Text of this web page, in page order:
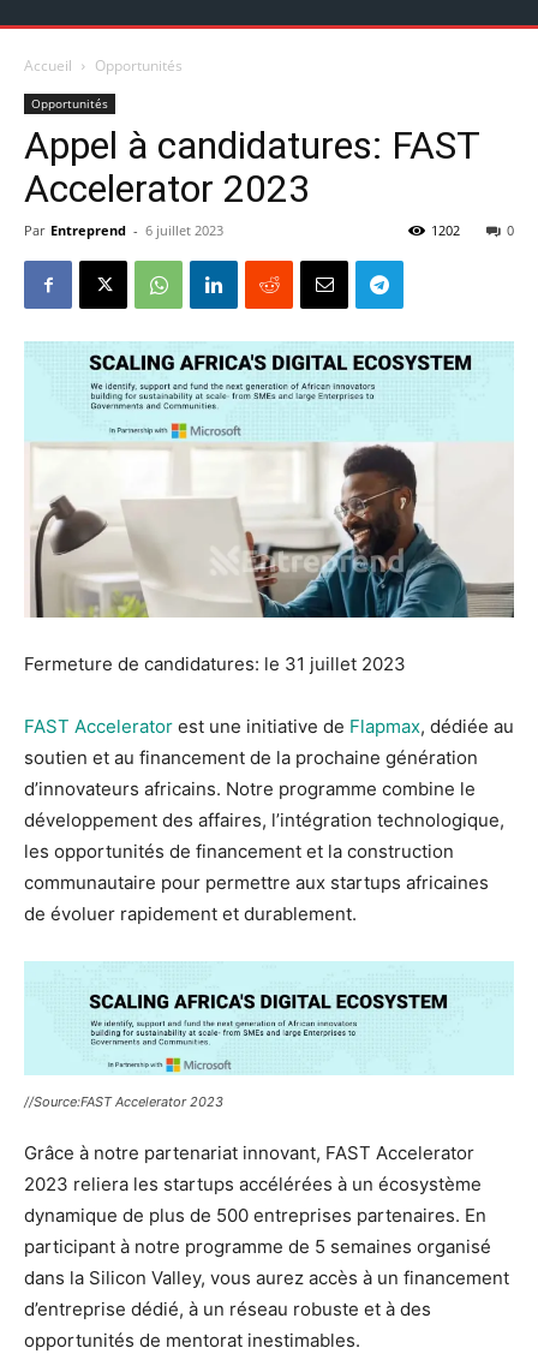
Accueil Opportunités
Opportunités
Appel à candidatures: FAST
Accelerator 2023
Par Entreprend - 6 juillet 2023 0
1202
Fermeture de candidatures: le 31 juillet 2023
FAST Accelerator est une initiative de Flapmax, dédiée au
soutien et au financement de la prochaine génération
d’innovateurs africains. Notre programme combine le
développement des affaires, l’intégration technologique,
les opportunités de financement et la construction
communautaire pour permettre aux startups africaines
de évoluer rapidement et durablement.
//Source:FAST Accelerator 2023
Grâce à notre partenariat innovant, FAST Accelerator
2023 reliera les startups accélérées à un écosystème
dynamique de plus de 500 entreprises partenaires. En
participant à notre programme de 5 semaines organisé
dans la Silicon Valley, vous aurez accès à un financement
d’entreprise dédié, à un réseau robuste et à des
opportunités de mentorat inestimables.